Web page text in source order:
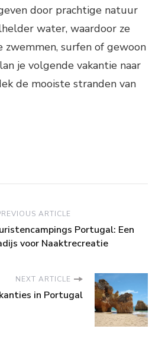
door prachtige natuur
water, waardoor ze
zwemmen, surfen of gewoon
je volgende vakantie naar
de mooiste stranden van
ARTICLE
Portugal: Een
voor Naaktrecreatie
NEXT ARTICLE
in Portugal